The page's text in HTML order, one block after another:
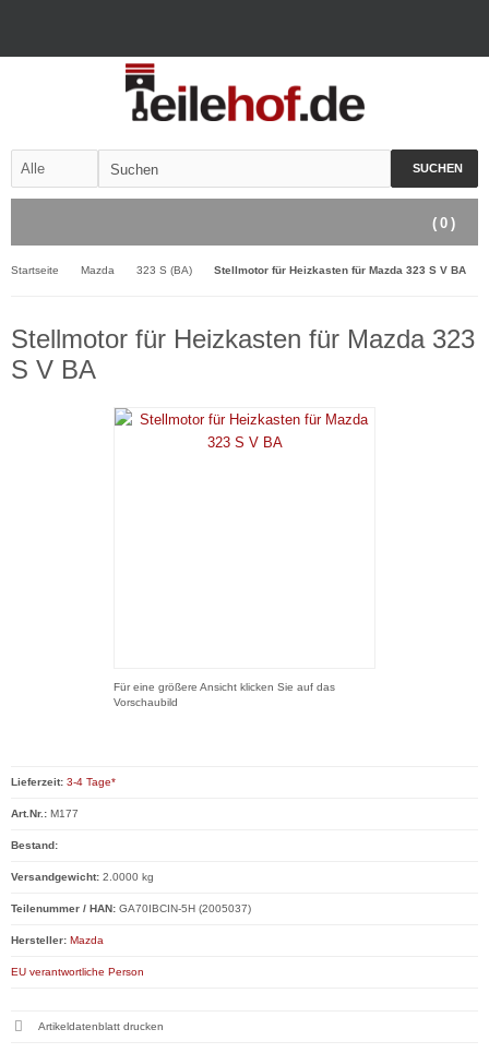
SUCHEN
( 0 )
Startseite Mazda 323 S (BA) Stellmotor für Heizkasten für Mazda 323 S V BA
Stellmotor für Heizkasten für Mazda 323
S V BA
Für eine größere Ansicht klicken Sie auf das
Vorschaubild
Lieferzeit: 3-4 Tage*
Art.Nr.: M177
Bestand:
Versandgewicht: 2.0000 kg
Teilenummer / HAN: GA70IBCIN-5H (2005037)
Hersteller: Mazda
EU verantwortliche Person
Artikeldatenblatt drucken